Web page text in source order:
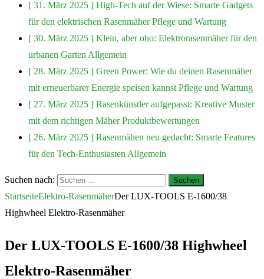
[ 31. März 2025 ] High-Tech auf der Wiese: Smarte Gadgets
für den elektrischen RasenmäherPflege und Wartung
[ 30. März 2025 ] Klein, aber oho: Elektrorasenmäher für den
urbanen Garten Allgemein
[ 28. März 2025 ] Green Power: Wie du deinen Rasenmäher
mit erneuerbarer Energie speisen kannst Pflege und Wartung
[ 27. März 2025 ] Rasenkünstler aufgepasst: Kreative Muster
mit dem richtigen MäherProduktbewertungen
[ 26. März 2025 ] Rasenmähen neu gedacht: Smarte Features
für den Tech-Enthusiasten Allgemein
Suchen nach:
StartseiteElektro-RasenmäherDer LUX-TOOLS E-1600/38
Highwheel Elektro-Rasenmäher
Der LUX-TOOLS E-1600/38 Highwheel
Elektro-Rasenmäher